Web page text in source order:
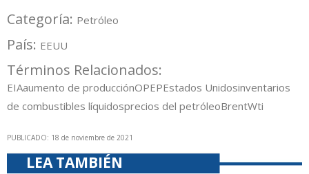
Categoría: Petróleo
País: EEUU
Términos Relacionados:
EIAaumento de producciónOPEPEstados Unidosinventarios
de combustibles líquidosprecios del petróleoBrentWti
PUBLICADO: 18 de noviembre de 2021
LEA TAMBIÉN